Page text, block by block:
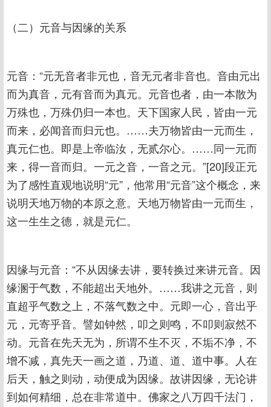
（二）元音与因缘的关系
元音：“元无音者非元也，音无元者非音也。音由元出
而为真音，元有音而为真元。元音也者，由一本散为
万殊也，万殊仍归一本也。天下国家人民，皆由一元
而来，必闻音而归元也。……夫万物皆由一元而生，
真元仁也。即是上帝临汝，无贰尔心。……同一元而
来，得一音而归。一元之音，一音之元。”[20]段正元
为了感性直观地说明“元”，他常用“元音”这个概念，来
说明天地万物的本原之意。天地万物皆由一元而生，
这一生生之德，就是元仁。
因缘与元音：“不从因缘去讲，要转换过来讲元音。因
缘溷于气数，不能超出天地外。……我讲之元音，则
直超乎气数之上，不落气数之中。元即一心，音出乎
元，元寄乎音。譬如钟然，叩之则鸣，不叩则寂然不
动。元音在先天无为，所谓不生不灭，不垢不净，不
增不减，真先天一画之道，乃道、道、道中事。人在
后天，触之则动，动便成为因缘。故讲因缘，无论讲
到如何精细，总在非常道中。佛家之八万四千法门，